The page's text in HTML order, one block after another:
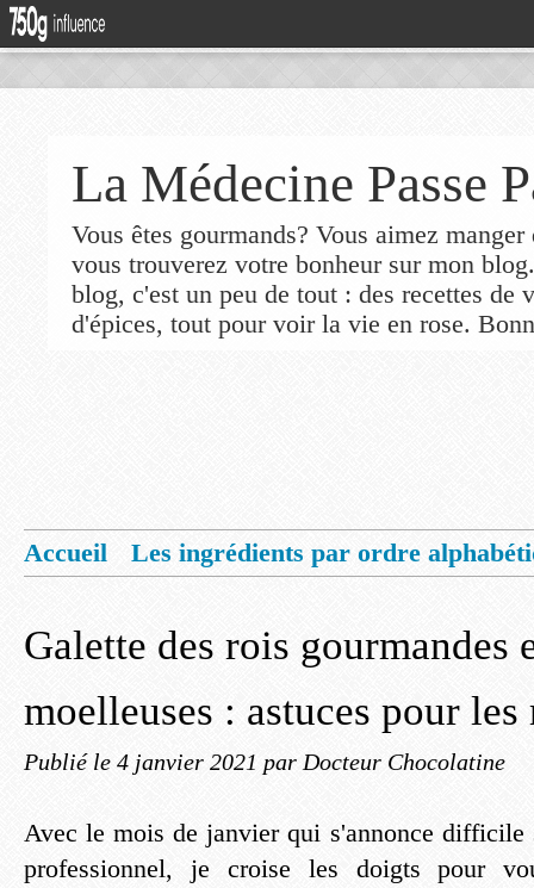
La Médecine Passe
Vous êtes gourmands? Vous aimez
vous trouverez votre bonheur sur mon
blog, c'est un peu de tout : des recettes de
d'épices, tout pour voir la vie en rose.
Accueil
Les ingrédients par ordre
Galette des rois gourmandes
moelleuses : astuces pour les
Publié le 4 janvier 2021 par Docteur Chocolatine
Avec le mois de janvier qui s'annonce
professionnel, je croise les doigts pour